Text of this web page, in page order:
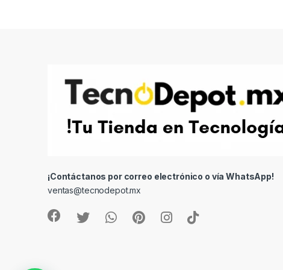
¡Contáctanos por correo electrónico o vía WhatsApp!
ventas@tecnodepot.mx